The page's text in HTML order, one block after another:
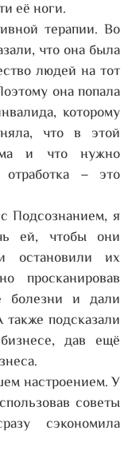
её ноги.
терапии. Во
что она была
людей на тот
она попала
которому
что в этой
и что нужно
– это
Подсознанием, я
ей, чтобы они
остановили их
просканировав
болезни и дали
подсказали
дав ещё
настроением. У
советы
сэкономила